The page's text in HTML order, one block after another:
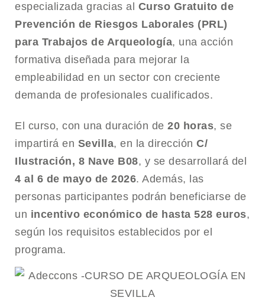
especializada gracias al Curso Gratuito de
Prevención de Riesgos Laborales (PRL)
para Trabajos de Arqueología, una acción
formativa diseñada para mejorar la
empleabilidad en un sector con creciente
demanda de profesionales cualificados.
El curso, con una duración de 20 horas, se
impartirá en Sevilla, en la dirección C/
Ilustración, 8 Nave B08, y se desarrollará del
4 al 6 de mayo de 2026. Además, las
personas participantes podrán beneficiarse de
un incentivo económico de hasta 528 euros,
según los requisitos establecidos por el
programa.